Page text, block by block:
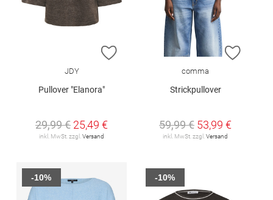
ZUR WUNSCHLISTE HINZUFÜGEN
JDY
Pullover "Elanora"
29,99 € 25,49 €
inkl. MwSt. zzgl.Versand
ZUR
comma
Strickpullover
59,99 € 53,99 €
inkl. MwSt. zzgl.Versand
-10% -10%